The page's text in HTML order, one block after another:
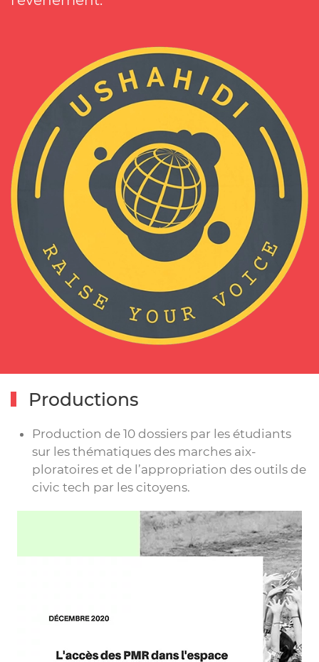
Productions
Production de 10 dossiers par les étudiants
sur les thématiques des marches aix-
ploratoires et de l’appropriation des outils de
civic tech par les citoyens.